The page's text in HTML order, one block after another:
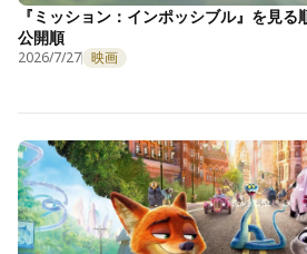
『ミッション：インポッシブル』を見
公開順
2026/7/27 映画